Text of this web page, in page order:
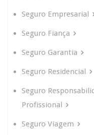
Seguro Empresarial
Seguro Fiança
Seguro Garantia
Seguro Residencial
Seguro
Profissional
Seguro Viagem